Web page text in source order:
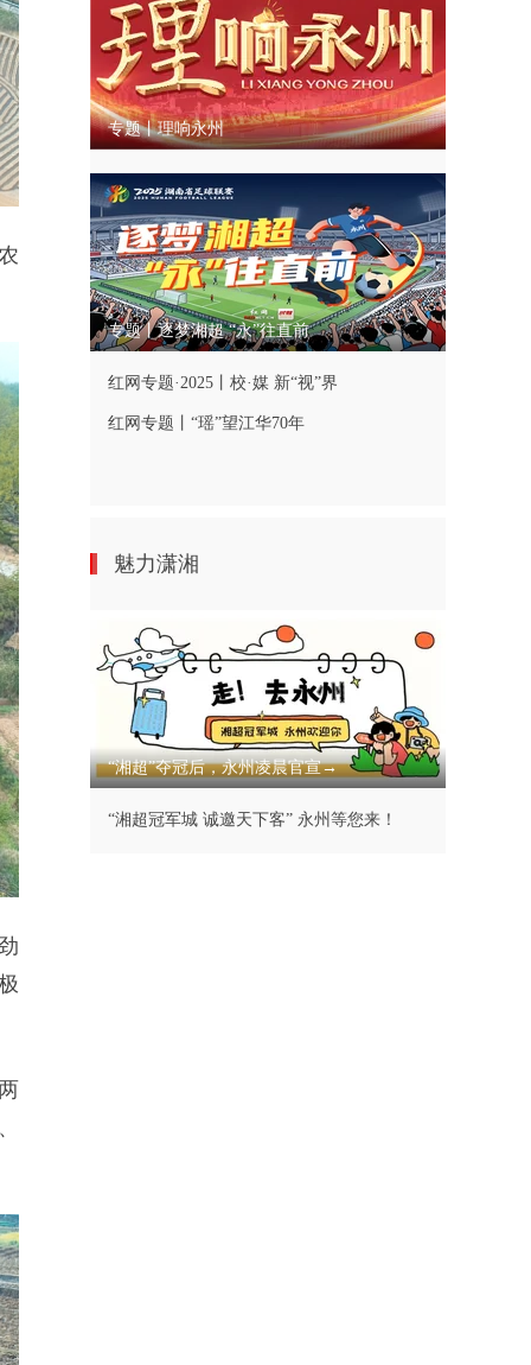
专题丨理响永州
专题丨逐梦湘超 “永”往直前
红网专题·2025丨校·媒 新“视”界
红网专题丨“瑶”望江华70年
魅力潇湘
“湘超”夺冠后，永州凌晨官宣→
“湘超冠军城 诚邀天下客” 永州等您来！